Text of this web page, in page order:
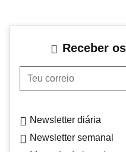
Receber
Teu correio
Newsletter diária
Newsletter semanal